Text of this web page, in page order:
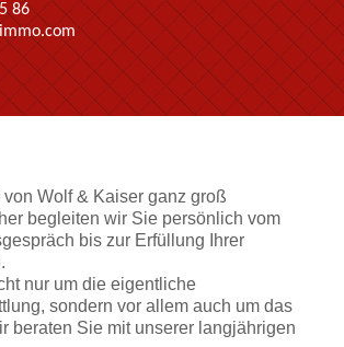
86
Wolf & Kaiser ganz groß
begleiten wir Sie persönlich vom
bis zur Erfüllung Ihrer
nur um die eigentliche
sondern vor allem auch um das
beraten Sie mit unserer langjährigen